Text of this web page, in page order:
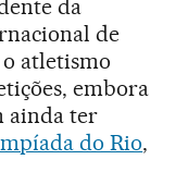
da
de
atletismo
embora
ainda ter
do Rio,